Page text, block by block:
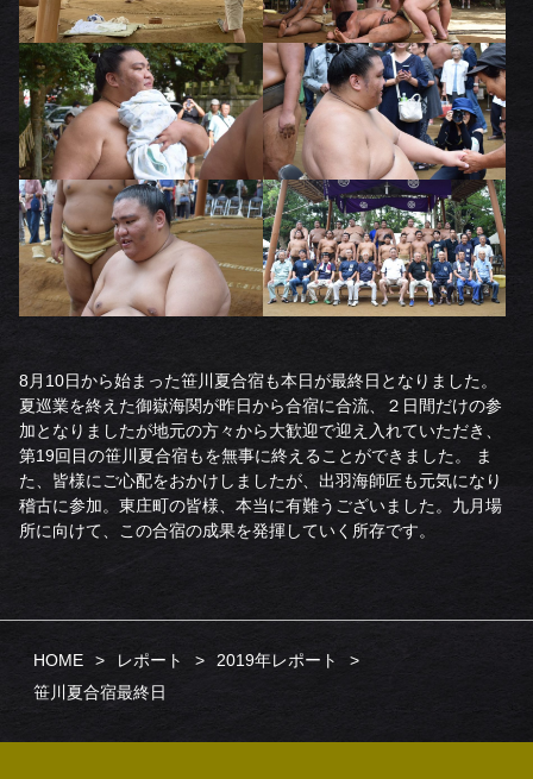
8月10日から始まった笹川夏合宿も本日が最終日となりました。
夏巡業を終えた御嶽海関が昨日から合宿に合流、２日間だけの参
加となりましたが地元の方々から大歓迎で迎え入れていただき、
第19回目の笹川夏合宿もを無事に終えることができました。 ま
た、皆様にご心配をおかけしましたが、出羽海師匠も元気になり
稽古に参加。東庄町の皆様、本当に有難うございました。九月場
所に向けて、この合宿の成果を発揮していく所存です。
HOME レポート
2019年レポート
笹川夏合宿最終日